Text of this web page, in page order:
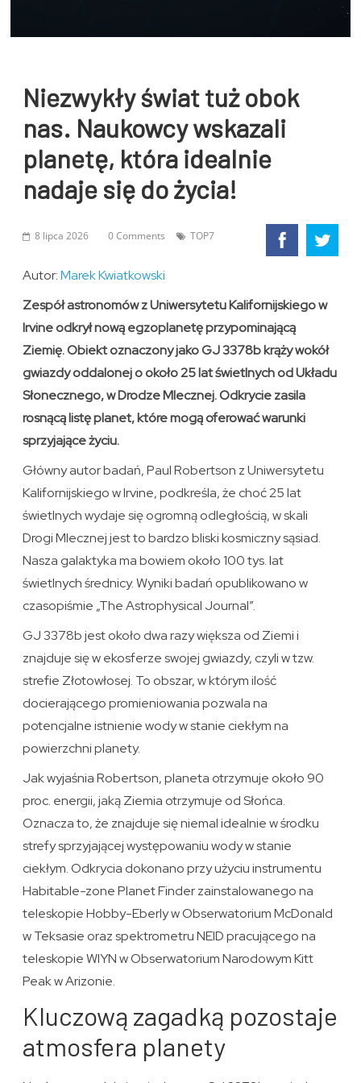
Niezwykły świat tuż obok
nas. Naukowcy wskazali
planetę, która idealnie
nadaje się do życia!
8 lipca 2026 0 Comments TOP7
Autor:Marek Kwiatkowski
Zespół astronomów z Uniwersytetu Kalifornijskiego w
Irvine odkrył nową egzoplanetę przypominającą
Ziemię. Obiekt oznaczony jako GJ 3378b krąży wokół
gwiazdy oddalonej o około 25 lat świetlnych od Układu
Słonecznego, w Drodze Mlecznej. Odkrycie zasila
rosnącą listę planet, które mogą oferować warunki
sprzyjające życiu.
Główny autor badań, Paul Robertson z Uniwersytetu
Kalifornijskiego w Irvine, podkreśla, że choć 25 lat
świetlnych wydaje się ogromną odległością, w skali
Drogi Mlecznej jest to bardzo bliski kosmiczny sąsiad.
Nasza galaktyka ma bowiem około 100 tys. lat
świetlnych średnicy. Wyniki badań opublikowano w
czasopiśmie „The Astrophysical Journal”.
GJ 3378b jest około dwa razy większa od Ziemi i
znajduje się w ekosferze swojej gwiazdy, czyli w tzw.
strefie Złotowłosej. To obszar, w którym ilość
docierającego promieniowania pozwala na
potencjalne istnienie wody w stanie ciekłym na
powierzchni planety.
Jak wyjaśnia Robertson, planeta otrzymuje około 90
proc. energii, jaką Ziemia otrzymuje od Słońca.
Oznacza to, że znajduje się niemal idealnie w środku
strefy sprzyjającej występowaniu wody w stanie
ciekłym. Odkrycia dokonano przy użyciu instrumentu
Habitable-zone Planet Finder zainstalowanego na
teleskopie Hobby-Eberly w Obserwatorium McDonald
w Teksasie oraz spektrometru NEID pracującego na
teleskopie WIYN w Obserwatorium Narodowym Kitt
Peak w Arizonie.
Kluczową zagadką pozostaje
atmosfera planety